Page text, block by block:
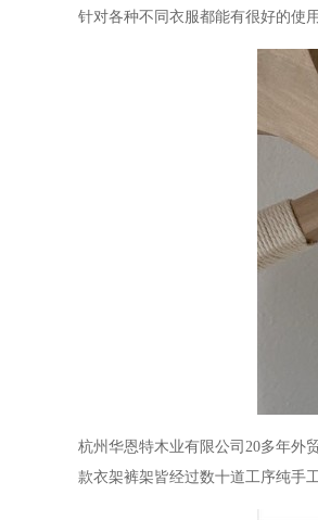
针对各种不同衣服都能有很好的使
杭州华恩特木业有限公司 20多年外
款衣架裤架皆经过数十道工序纯手